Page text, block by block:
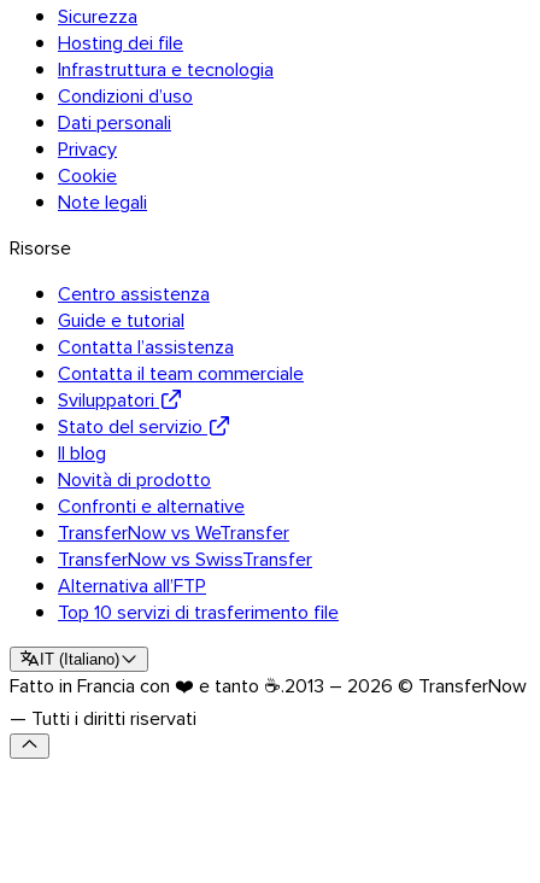
Sicurezza
Hosting dei file
Infrastruttura e tecnologia
Condizioni d’uso
Dati personali
Privacy
Cookie
Note legali
Risorse
Centro assistenza
Guide e tutorial
Contatta l’assistenza
Contatta il team commerciale
Sviluppatori
Stato del servizio
Il blog
Novità di prodotto
Confronti e alternative
TransferNow vs WeTransfer
TransferNow vs SwissTransfer
Alternativa all’FTP
Top 10 servizi di trasferimento file
IT(Italiano)
Fatto in Francia con ❤️ e tanto ☕.2013 – 2026 © TransferNow
— Tutti i diritti riservati